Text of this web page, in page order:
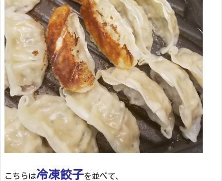
こちらは冷凍餃子を並べて、